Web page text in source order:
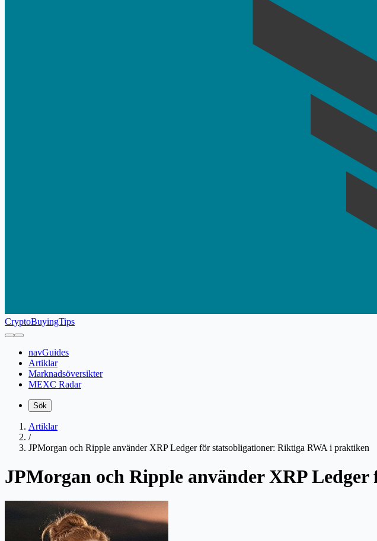
CryptoBuyingTips
navGuides
Artiklar
Marknadsöversikter
MEXC Radar
Sök
Artiklar
/
JPMorgan och Ripple använder XRP Ledger för statsobligationer: Riktiga RWA i praktiken
JPMorgan och Ripple använder XRP